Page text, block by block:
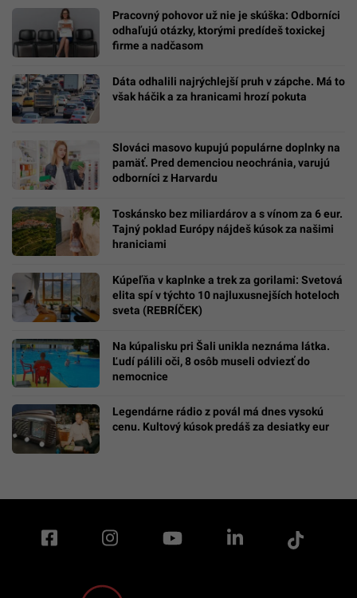
Pracovný pohovor už nie je skúška: Odborníci
odhaľujú otázky, ktorými predídeš toxickej
firme a nadčasom
Dáta odhalili najrýchlejší pruh v zápche. Má to
však háčik a za hranicami hrozí pokuta
Slováci masovo kupujú populárne doplnky na
pamäť. Pred demenciou neochránia, varujú
odborníci z Harvardu
Toskánsko bez miliardárov a s vínom za 6 eur.
Tajný poklad Európy nájdeš kúsok za našimi
hraniciami
Kúpeľňa v kaplnke a trek za gorilami: Svetová
elita spí v týchto 10 najluxusnejších hoteloch
sveta (REBRÍČEK)
Na kúpalisku pri Šali unikla neznáma látka.
Ľudí pálili oči, 8 osôb museli odviezť do
nemocnice
Legendárne rádio z povál má dnes vysokú
cenu. Kultový kúsok predáš za desiatky eur